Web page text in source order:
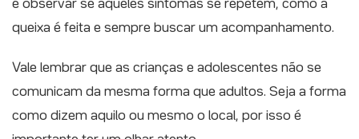
é observar se aqueles sintomas se repetem, como a
queixa é feita e sempre buscar um acompanhamento.
Vale lembrar que as crianças e adolescentes não se
comunicam da mesma forma que adultos. Seja a forma
como dizem aquilo ou mesmo o local, por isso é